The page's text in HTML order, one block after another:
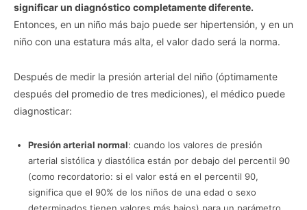
significar un diagnóstico completamente diferente.
Entonces, en un niño más bajo puede ser hipertensión, y en un
niño con una estatura más alta, el valor dado será la norma.
Después de medir la presión arterial del niño (óptimamente
después del promedio de tres mediciones), el médico puede
diagnosticar:
Presión arterial normal: cuando los valores de presión
arterial sistólica y diastólica están por debajo del percentil 90
(como recordatorio: si el valor está en el percentil 90,
significa que el 90% de los niños de una edad o sexo